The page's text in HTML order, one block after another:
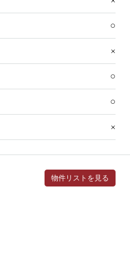
○
×
○
○
×
物件リストを見る